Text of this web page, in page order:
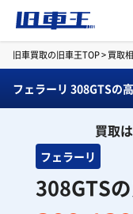
旧車買取の旧車王TOP>買取
フェラーリ 308GTSの
買取は
フェラーリ
308GTS